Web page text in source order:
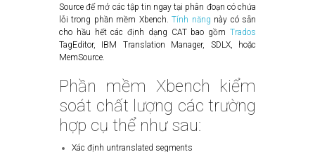
Source để mở các tập tin ngay tại phân đoạn có chứa
lỗi trong phần mềm Xbench.Tính năng này có sẵn
cho hầu hết các định dạng CAT bao gồm Trados
TagEditor, IBM Translation Manager, SDLX, hoặc
MemSource.
Phần mềm Xbench kiểm
soát chất lượng các trường
hợp cụ thể như sau:
Xác định untranslated segments